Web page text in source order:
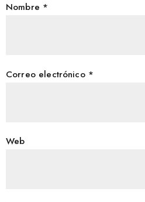
Nombre *
Correo electrónico *
Web